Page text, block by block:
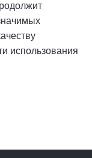
использования